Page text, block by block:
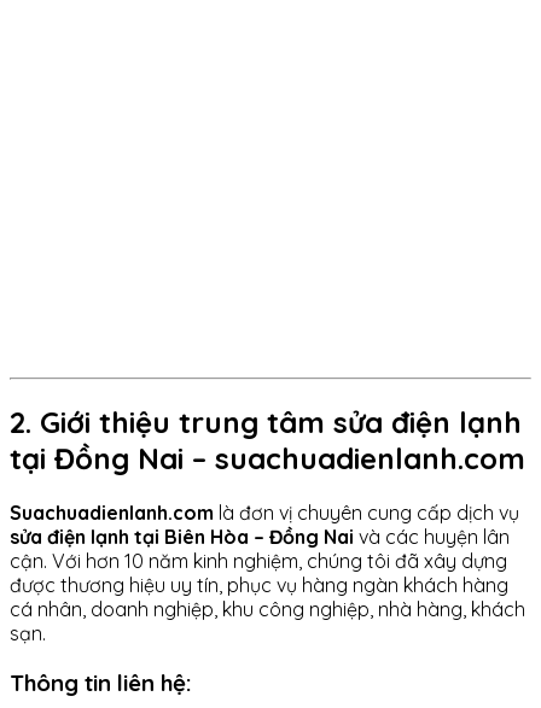
2. Giới thiệu trung tâm sửa điện lạnh
tại Đồng Nai – suachuadienlanh.com
Suachuadienlanh.com là đơn vị chuyên cung cấp dịch vụ
sửa điện lạnh tại Biên Hòa – Đồng Nai và các huyện lân
cận. Với hơn 10 năm kinh nghiệm, chúng tôi đã xây dựng
được thương hiệu uy tín, phục vụ hàng ngàn khách hàng
cá nhân, doanh nghiệp, khu công nghiệp, nhà hàng, khách
sạn.
Thông tin liên hệ: